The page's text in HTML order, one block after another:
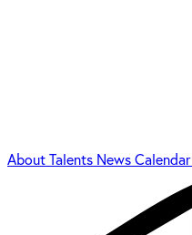
AboutTalents NewsCalendar